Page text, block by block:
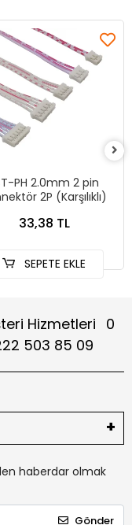
PH 2.0mm 2 pin
2P (Karşılıklı)
33,38 TL
SEPETE EKLE
Hizmetleri
0
503 85 09
haberdar olmak
Gönder